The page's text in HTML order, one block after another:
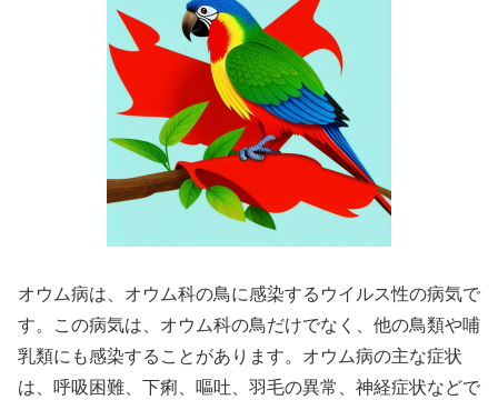
オウム病は、オウム科の鳥に感染するウイルス性の病気で
す。この病気は、オウム科の鳥だけでなく、他の鳥類や哺
乳類にも感染することがあります。オウム病の主な症状
は、呼吸困難、下痢、嘔吐、羽毛の異常、神経症状などで